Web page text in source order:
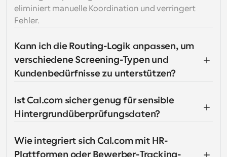
eliminiert manuelle Koordination und verringert
Fehler.
Kann ich die Routing-Logik anpassen, um
verschiedene Screening-Typen und
Kundenbedürfnisse zu unterstützen?
Ist Cal.com sicher genug für sensible
Hintergrundüberprüfungsdaten?
Wie integriert sich Cal.com mit HR-
Plattformen oder Bewerber-Tracking-